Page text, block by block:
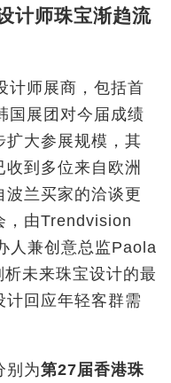
计师珠宝渐趋流
计师展商，包括首
国展团对今届成绩
扩大参展规模，其
到多位来自欧洲
兰买家的洽谈更
，由Trendvision
人兼创意总监Paola
未来珠宝设计的最
计回应年轻客群需
别为第27届香港珠